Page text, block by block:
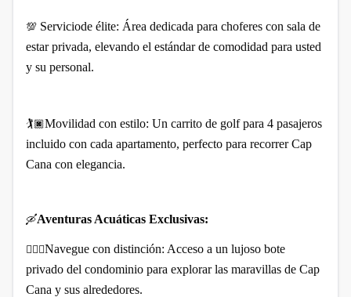
💯 Serviciode élite: Área dedicada para choferes con sala de
estar privada, elevando el estándar de comodidad para usted
y su personal.
🏌🏿Movilidad con estilo: Un carrito de golf para 4 pasajeros
incluido con cada apartamento, perfecto para recorrer Cap
Cana con elegancia.
🛶Aventuras Acuáticas Exclusivas:
🚣🏾‍♀️Navegue con distinción: Acceso a un lujoso bote
privado del condominio para explorar las maravillas de Cap
Cana y sus alrededores.